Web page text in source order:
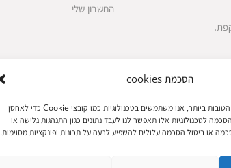
הסכמת cookies
כדי לספק את חוויות המשתמש הטובות ביותר, אנו משתמשים בטכנולוגיות כמו קובצי Cookie כדי לאחסן
לטכנולוגיות אלו תאפשר לנו לעבד נתונים כגון התנהגות גלישה או
או ביטול הסכמה עלולים להשפיע לרעה על תכונות ופונקציות מסוימות.
החשבון שלי